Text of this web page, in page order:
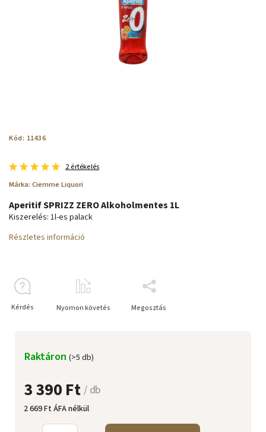
Kód: 11436
2 értékelés
Márka: Ciemme Liquori
3 390 Ft/ db
2 669 Ft ÁFA nélkül
Raktáron (>5 db)
Aperitif SPRIZZ ZERO Alkoholmentes 1L
Kiszerelés: 1l-es palack
Részletes információ
Kérdés Nyomon követés Megosztás